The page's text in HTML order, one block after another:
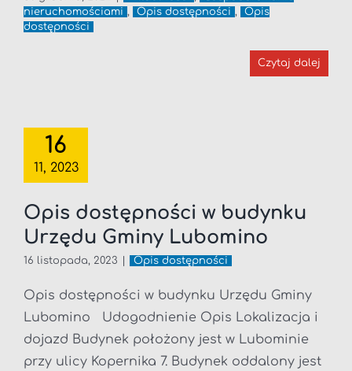
nieruchomościami , Opis dostępności ,
Opis
dostępności
Czytaj dalej
16
11, 2023
Opis dostępności w budynku
Urzędu Gminy Lubomino
16 listopada, 2023 Opis dostępności
Opis dostępności w budynku Urzędu Gminy
Lubomino Udogodnienie Opis Lokalizacja i
dojazd Budynek położony jest w Lubominie
przy ulicy Kopernika 7. Budynek oddalony jest